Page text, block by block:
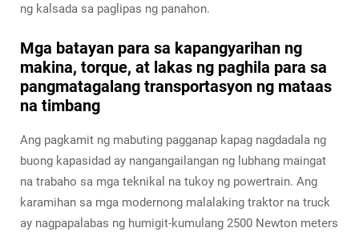
ng kalsada sa paglipas ng panahon.
Mga batayan para sa kapangyarihan ng
makina, torque, at lakas ng paghila para sa
pangmatagalang transportasyon ng mataas
na timbang
Ang pagkamit ng mabuting pagganap kapag nagdadala ng
buong kapasidad ay nangangailangan ng lubhang maingat
na trabaho sa mga teknikal na tukoy ng powertrain. Ang
karamihan sa mga modernong malalaking traktor na truck
ay nagpapalabas ng humigit-kumulang 2500 Newton meters